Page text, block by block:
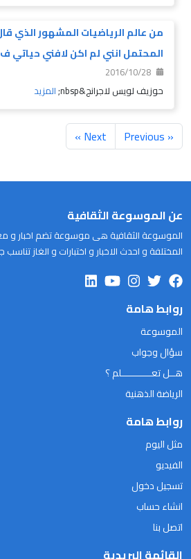
من عالم الرياضيات المشهور الذي
المحتمل انني لم اكن لافني حياتي ف
2016/10/28
حوزيف لويس لاجرانج&nbsp;
المزيد
« Previous
Next »
عن الموسوعة الثقافية
الموسوعة الثقافية هى موسوعة تضم اخبار و
المختلفة و احدث الاخبار و اختبارات و الغاز تناسب
روابط هامة
الموسوعة
سؤال وجواب
هــل تعـــــــــــلم ؟
الرياضة الذهنية
روابط هامة
مثل اليوم
الفيديو
تسجيل دخول
انشاء حساب
اتصل بنا
القائمة البريدية